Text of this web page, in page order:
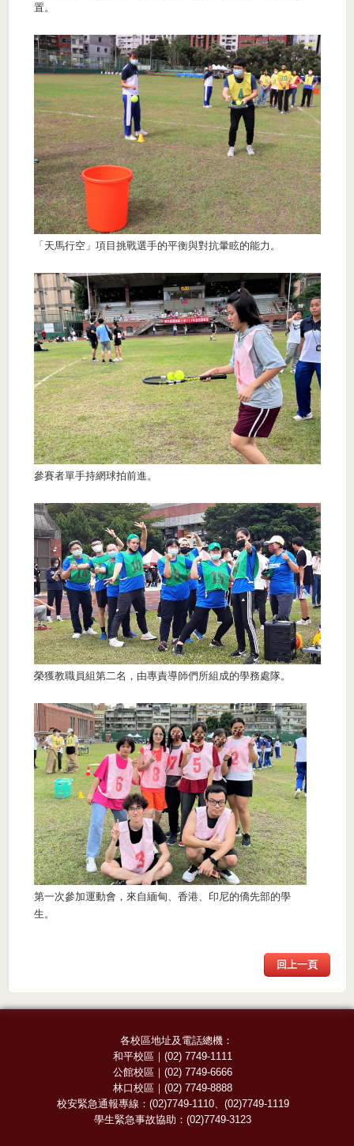
置。
「天馬行空」項目挑戰選手的平衡與對抗暈眩的能力。
參賽者單手持網球拍前進。
榮獲教職員組第二名，由專責導師們所組成的學務處隊。
第一次參加運動會，來自緬甸、香港、印尼的僑先部的學
生。
回上一頁
各校區地址及電話總機：
和平校區 ｜(02) 7749-1111
公館校區 ｜(02) 7749-6666
林口校區 ｜(02) 7749-8888
校安緊急通報專線： (02)7749-1110、 (02)7749-1119
學生緊急事故協助：(02)7749-3123